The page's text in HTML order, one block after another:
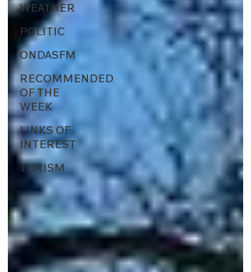
WEATHER
POLITIC
ONDASFM
RECOMMENDED
OF THE
WEEK
LINKS OF
INTEREST
TURISM